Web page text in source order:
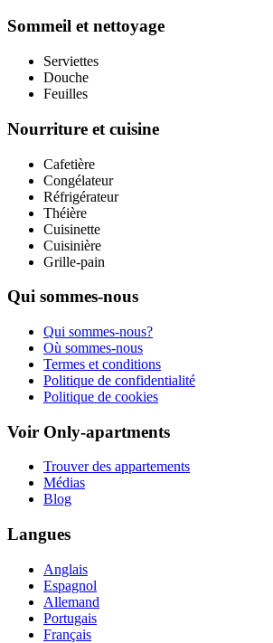
Sommeil et nettoyage
Serviettes
Douche
Feuilles
Nourriture et cuisine
Cafetière
Congélateur
Réfrigérateur
Théière
Cuisinette
Cuisinière
Grille-pain
Qui sommes-nous
Qui sommes-nous?
Où sommes-nous
Termes et conditions
Politique de confidentialité
Politique de cookies
Voir Only-apartments
Trouver des appartements
Médias
Blog
Langues
Anglais
Espagnol
Allemand
Portugais
Français